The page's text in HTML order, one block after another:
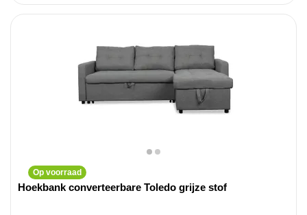
Op voorraad
Hoekbank converteerbare Toledo grijze stof